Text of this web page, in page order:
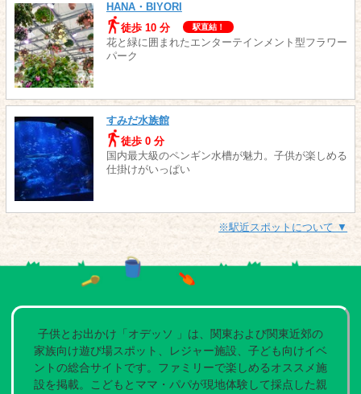
HANA・BIYORI
徒歩 10 分
駅直結！
花と緑に囲まれたエンターテインメント型フラワー
パーク
すみだ水族館
徒歩 0 分
国内最大級のペンギン水槽が魅力。子供が楽しめる
仕掛けがいっぱい
※駅近スポットについて ▼
子供とお出かけ「オデッソ 」は、関東および関東近郊の
家族向け遊び場スポット、レジャー施設、子ども向けイベ
ントの総合サイトです。ファミリーで楽しめるオススメ施
設を掲載。こどもとママ・パパが現地体験して採点した親